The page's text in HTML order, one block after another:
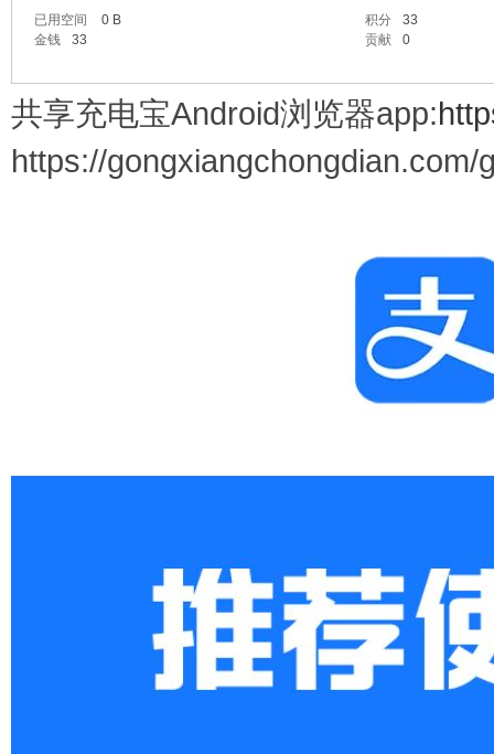
Go
已用空间 0 B 积分
33
金钱
33 贡献 0
共享充电宝Android浏览器app:
https://gongxiangchongdian.com/